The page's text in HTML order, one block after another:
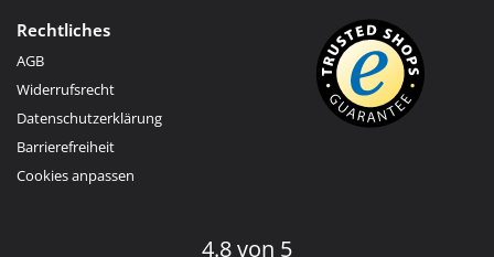
Rechtliches
AGB
Widerrufsrecht
Datenschutzerklärung
Barrierefreiheit
Cookies anpassen
4.8 von 5